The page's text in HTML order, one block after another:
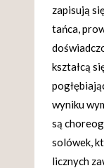
zapisują
tańca,
kształcą
wyniku
są
solówek,
licznych